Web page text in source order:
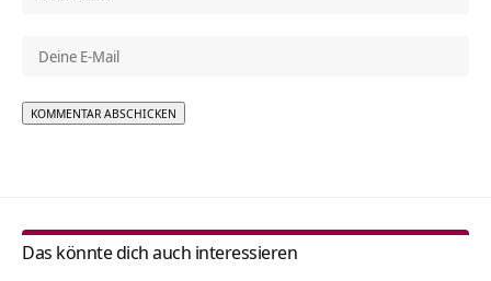
Das könnte dich auch interessieren